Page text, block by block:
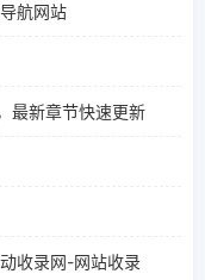
航网站
最新章节快速更新
收录网-网站收录